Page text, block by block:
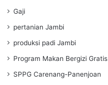
Gaji
pertanian Jambi
produksi padi Jambi
Program Makan Bergizi Gratis
SPPG Carenang-Panenjoan